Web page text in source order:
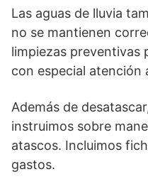
Las aguas de lluvia
no se mantienen
limpiezas preventivas
con especial atención
Además de
instruimos sobre
atascos. Incluimos
gastos.